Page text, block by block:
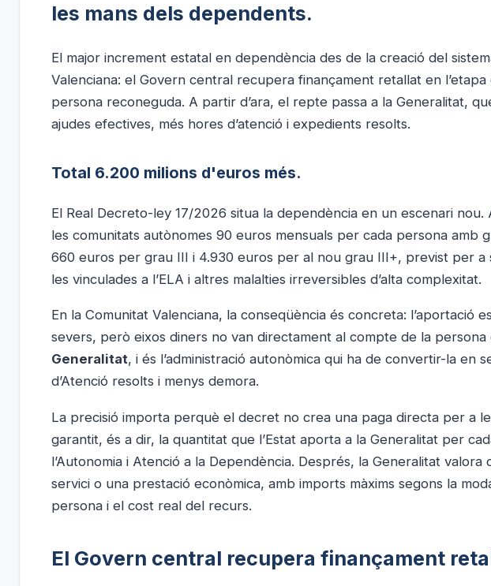
les mans dels dependents.
El major increment estatal en dependència des de la creació del
Valenciana: el Govern central recupera finançament retallat en
persona reconeguda. A partir d’ara, el repte passa a la Generalitat,
ajudes efectives, més hores d’atenció i expedients resolts.
Total 6.200 milions d'euros més.
El Real Decreto-ley 17/2026 situa la dependència en un escenari nou.
les comunitats autònomes 90 euros mensuals per cada persona
660 euros per grau III i 4.930 euros per al nou grau III+, previst per a
les vinculades a l’ELA i altres malalties irreversibles d’alta complexitat.
En la Comunitat Valenciana, la conseqüència és concreta: l’aportació
severs, però eixos diners no van directament al compte de la persona
Generalitat, i és l’administració autonòmica qui ha de convertir-la en
d’Atenció resolts i menys demora.
La precisió importa perquè el decret no crea una paga directa per a
garantit, és a dir, la quantitat que l’Estat aporta a la Generalitat per
l’Autonomia i Atenció a la Dependència. Després, la Generalitat
servici o una prestació econòmica, amb imports màxims segons la
persona i el cost real del recurs.
El Govern central recupera finançament